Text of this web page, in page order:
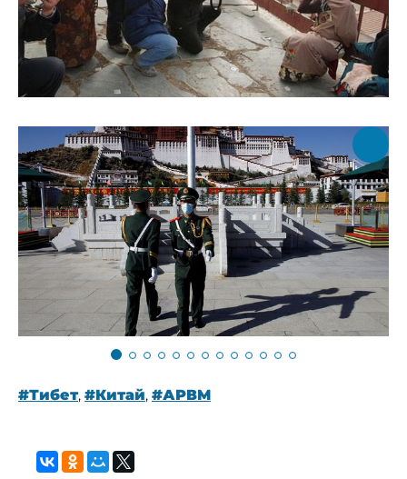
#Тибет, #Китай, #АРВМ